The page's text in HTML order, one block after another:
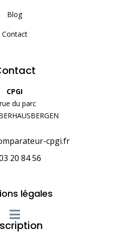
Blog
Contact
CPGI
du parc
cpgi.fr
20 84 56
légales